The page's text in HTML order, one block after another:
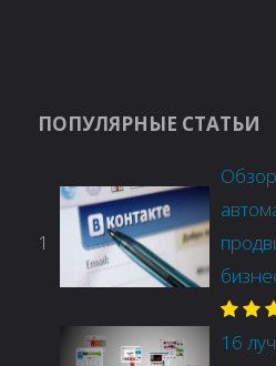
ПОПУЛЯРНЫЕ СТАТЬИ
1
16